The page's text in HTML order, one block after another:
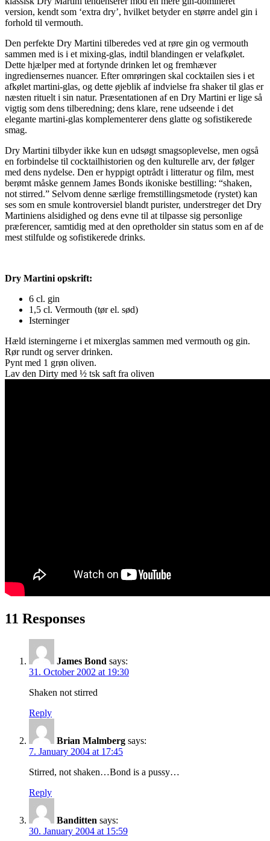
version, kendt som ‘extra dry’, hvilket betyder en større andel gin i
forhold til vermouth.
Den perfekte Dry Martini tilberedes ved at røre gin og vermouth
sammen med is i et mixing-glas, indtil blandingen er velafkølet.
Dette hjælper med at fortynde drinken let og fremhæver
ingrediensernes nuancer. Efter omrøringen skal cocktailen sies i et
afkølet martini-glas, og dette øjeblik af indvielse fra shaker til glas er
næsten rituelt i sin natur. Præsentationen af en Dry Martini er lige så
vigtig som dens tilberedning; dens klare, rene udseende i det
elegante martini-glas komplementerer dens glatte og sofistikerede
smag.
Dry Martini tilbyder ikke kun en udsøgt smagsoplevelse, men også
en forbindelse til cocktailhistorien og den kulturelle arv, der følger
med dens nydelse. Den er hyppigt optrådt i litteratur og film, mest
berømt måske gennem James Bonds ikoniske bestilling: “shaken,
not stirred.” Selvom denne særlige fremstillingsmetode (rystet) kan
ses som en smule kontroversiel blandt purister, understreger det Dry
Martiniens alsidighed og dens evne til at tilpasse sig personlige
præferencer, samtidig med at den opretholder sin status som en af de
mest stilfulde og sofistikerede drinks.
Dry Martini opskrift:
6 cl. gin
1,5 cl. Vermouth (tør el. sød)
Isterninger
Hæld isterningerne i et mixerglas sammen med vermouth og gin.
Rør rundt og server drinken.
Pynt med 1 grøn oliven.
Lav den Dirty med ½ tsk saft fra oliven
11 Responses
James Bond says:
31. October 2002 at 19:30
Shaken not stirred
Reply
Brian Malmberg says:
7. January 2004 at 17:45
Stirred, not shaken…Bond is a pussy…
Reply
Banditten says:
30. January 2004 at 15:59